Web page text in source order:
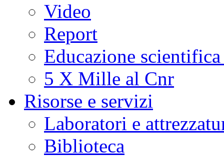
Video
Report
Educazione
5 X Mille al Cnr
Risorse e servizi
Laboratori e
Biblioteca